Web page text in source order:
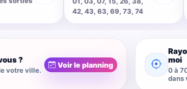
42, 43, 63, 69, 73, 74
?
votre ville.
Voir le planning
moi
0 à
dans